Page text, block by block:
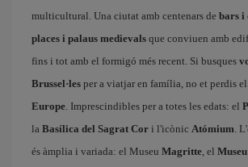
multicultural. Una ciutat amb centenars de bars i
places i palaus medievals que conviuen amb
fins i tot amb el formigó més recent. Si busques
Brussel·les per a viatjar en família, no et perdis
Europe. Imprescindibles per a totes les edats: el
la Basílica del Sagrat Cor i l'icònic Atómium.
és àmplia i variada: el Museu Magritte, el